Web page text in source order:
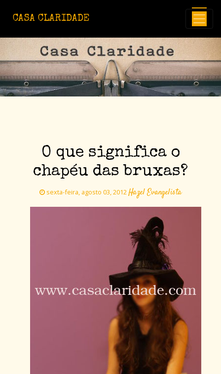
CASA CLARIDADE
O que significa o
chapéu das bruxas?
sexta-feira, agosto 03, 2012Hazel Evangelista